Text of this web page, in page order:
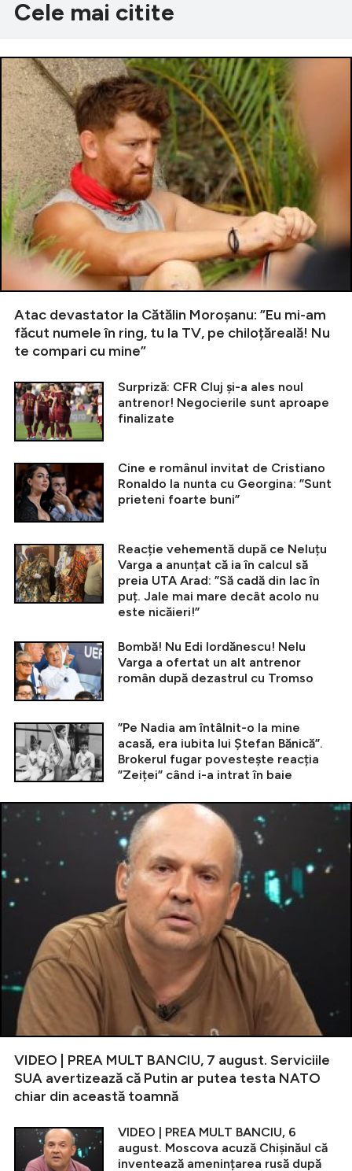
Cele mai citite
Atac devastator la Cătălin Moroșanu: ”Eu mi-am
făcut numele în ring, tu la TV, pe chiloțăreală! Nu
te compari cu mine”
Surpriză: CFR Cluj și-a ales noul
antrenor! Negocierile sunt aproape
finalizate
Cine e românul invitat de Cristiano
Ronaldo la nunta cu Georgina: ”Sunt
prieteni foarte buni”
Reacție vehementă după ce Neluțu
Varga a anunțat că ia în calcul să
preia UTA Arad: ”Să cadă din lac în
puț. Jale mai mare decât acolo nu
este nicăieri!”
Bombă! Nu Edi Iordănescu! Nelu
Varga a ofertat un alt antrenor
român după dezastrul cu Tromso
”Pe Nadia am întâlnit-o la mine
acasă, era iubita lui Ștefan Bănică”.
Brokerul fugar povestește reacția
”Zeiței” când i-a intrat în baie
VIDEO | PREA MULT BANCIU, 7 august. Serviciile
SUA avertizează că Putin ar putea testa NATO
chiar din această toamnă
VIDEO | PREA MULT BANCIU, 6
august. Moscova acuză Chișinăul că
inventează amenințarea rusă după